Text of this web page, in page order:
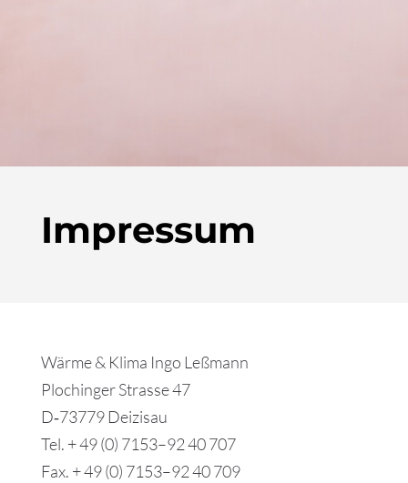
Impressum
Wärme & Klima Ingo Leßmann
Plochinger Strasse 47
D‑73779 Deizisau
Tel. + 49 (0) 7153–92 40 707
Fax. + 49 (0) 7153–92 40 709